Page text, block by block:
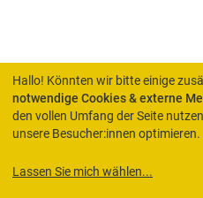
HOME
Hallo! Könnten wir bitte einige
notwendige Cookies & externe
den vollen Umfang der Seite
unsere Besucher:innen optimieren.
Lassen Sie mich wählen...